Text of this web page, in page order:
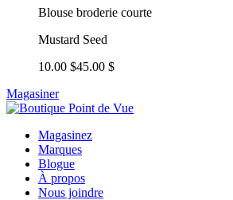
Blouse broderie courte
Mustard Seed
10.00 $45.00 $
Magasiner
Magasinez
Marques
Blogue
À propos
Nous joindre